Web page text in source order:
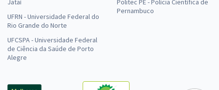
Jataí
UFRN - Universidade Federal do
Rio Grande do Norte
UFCSPA - Universidade Federal
de Ciência da Saúde de Porto
Alegre
Politec PE - Polícia Científica de
Pernambuco